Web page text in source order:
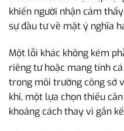
khiến người nhận cảm
sự đầu tư về mặt ý nghĩa
Một lỗi khác không kém
riêng tư hoặc mang tính
trong môi trường công sở
khi, một lựa chọn thiếu
khoảng cách thay vì gắn